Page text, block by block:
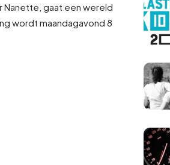
gaat een wereld
wordt maandagavond 8